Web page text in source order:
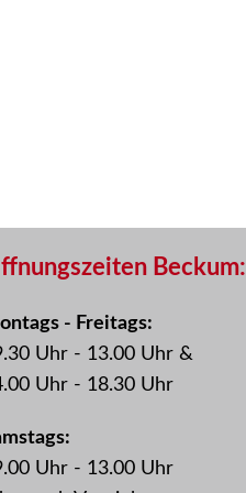
Beckum:
- Freitags:
Uhr - 13.00 Uhr &
Uhr - 18.30 Uhr
Uhr - 13.00 Uhr